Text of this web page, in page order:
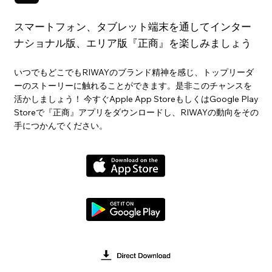
スマートフォン、タブレット端末を通してインター
ナショナル版、エリア版『正商』を楽しみましょう
いつでもどこでもRIWAYのブランド精神を感じ、トップリーダ
ーのストーリーに触れることができます。是非このチャンスを
活かしましょう！ 今すぐApple App StoreもしくはGoogle Play
Storeで『正商』アプリをダウンロードし、RIWAYの動向をその
手につかんでください。